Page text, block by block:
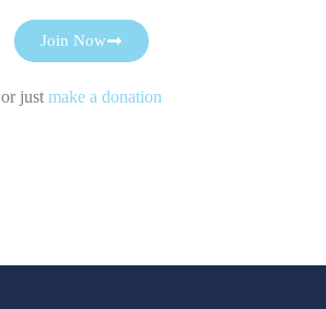
Join Now
or just make a donation